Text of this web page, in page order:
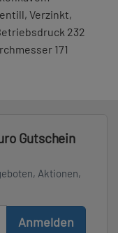
Verzinkt,
232
171
Gutschein
Aktionen,
Anmelden